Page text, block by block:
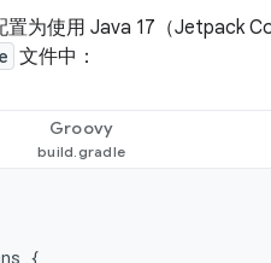
置为使用 Java 17（Jetpack
文件中：
Groovy
{